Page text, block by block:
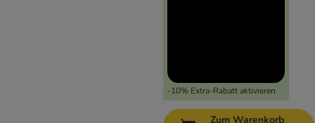
-10% Extra-Rabatt aktivieren
Zum Warenkorb